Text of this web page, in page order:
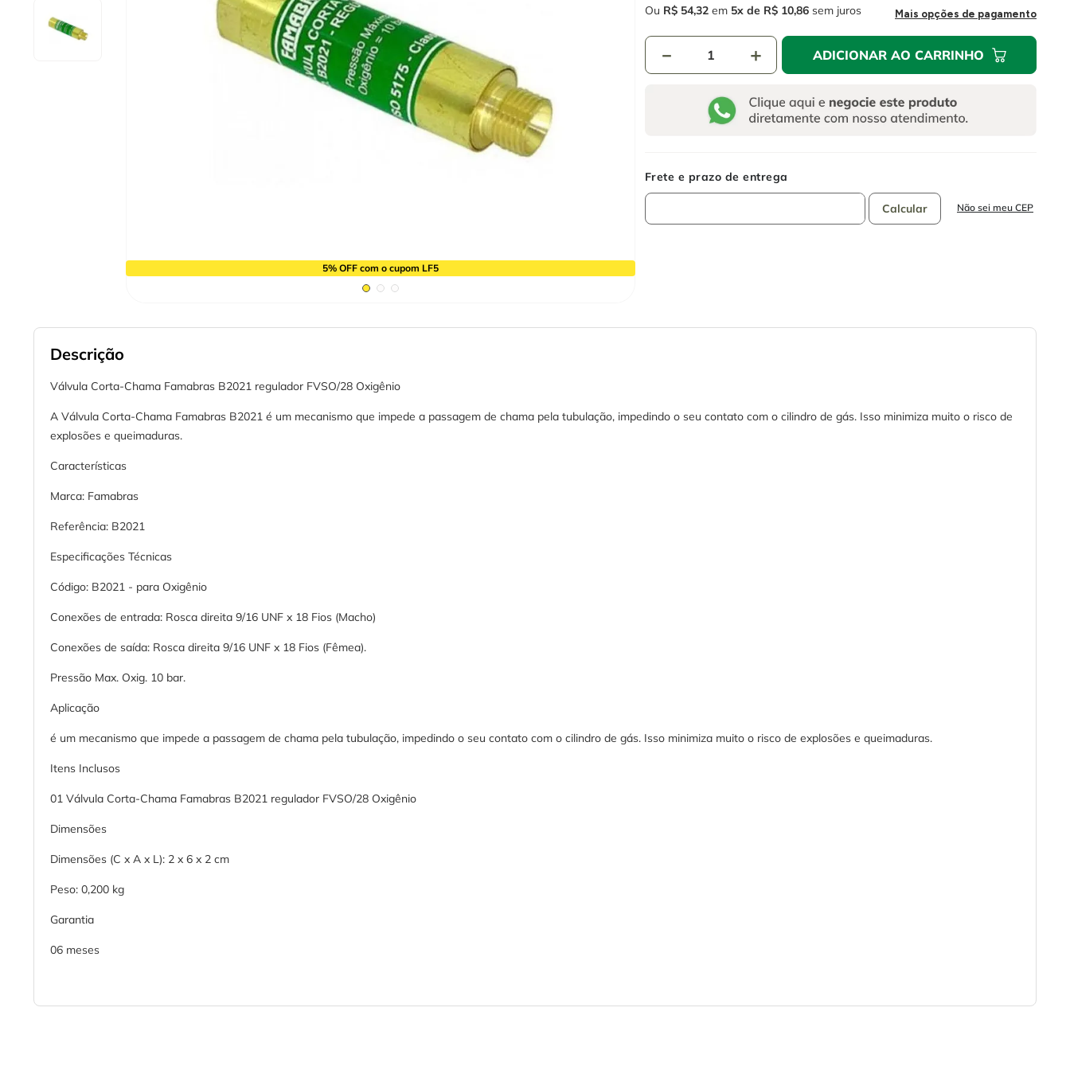
5% OFF com o cupom LF5
Ou R$ 54,32 em 5 R$ 10,86 sem juros Mais opções de pagamento
＋
－ ADICIONAR AO CARRINHO
Não sei meu CEP
Descrição
Válvula Corta-Chama Famabras B2021 regulador FVSO/28 Oxigênio
A Válvula Corta-Chama Famabras B2021 é um mecanismo que impede a passagem de chama pela tubulação, impedindo o seu contato com o cilindro de gás. Isso minimiza muito o risco de
explosões e queimaduras.
Características
Marca: Famabras
Referência: B2021
Especificações Técnicas
Código: B2021 - para Oxigênio
Conexões de entrada: Rosca direita 9/16 UNF x 18 Fios (Macho)
Conexões de saída: Rosca direita 9/16 UNF x 18 Fios (Fêmea).
Pressão Max. Oxig. 10 bar.
Aplicação
é um mecanismo que impede a passagem de chama pela tubulação, impedindo o seu contato com o cilindro de gás. Isso minimiza muito o risco de explosões e queimaduras.
Itens Inclusos
01 Válvula Corta-Chama Famabras B2021 regulador FVSO/28 Oxigênio
Dimensões
Dimensões (C x A x L): 2 x 6 x 2 cm
Peso: 0,200 kg
Garantia
06 meses